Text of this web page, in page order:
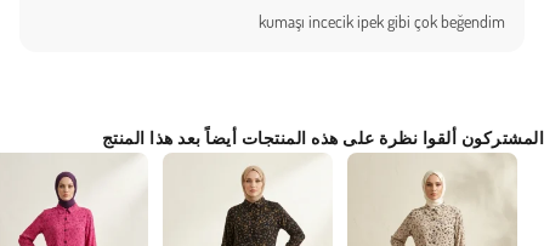
kumaşı incecik ipek gibi çok beğendim
المشتركون ألقوا نظرة على هذه المنتجات أيضاً بعد هذا المنتج